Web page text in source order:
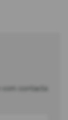
vom contacta